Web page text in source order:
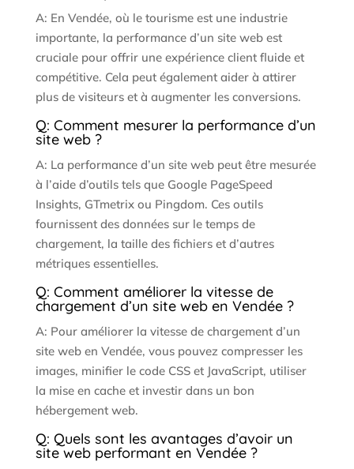
A: En Vendée, où le tourisme est une industrie
importante, la performance d’un site web est
cruciale pour offrir une expérience client fluide et
compétitive. Cela peut également aider à attirer
plus de visiteurs et à augmenter les conversions.
Q: Comment mesurer la performance d’un
site web ?
A: La performance d’un site web peut être mesurée
à l’aide d’outils tels que Google PageSpeed
Insights, GTmetrix ou Pingdom. Ces outils
fournissent des données sur le temps de
chargement, la taille des fichiers et d’autres
métriques essentielles.
Q: Comment améliorer la vitesse de
chargement d’un site web en Vendée ?
A: Pour améliorer la vitesse de chargement d’un
site web en Vendée, vous pouvez compresser les
images, minifier le code CSS et JavaScript, utiliser
la mise en cache et investir dans un bon
hébergement web.
Q: Quels sont les avantages d’avoir un
site web performant en Vendée ?